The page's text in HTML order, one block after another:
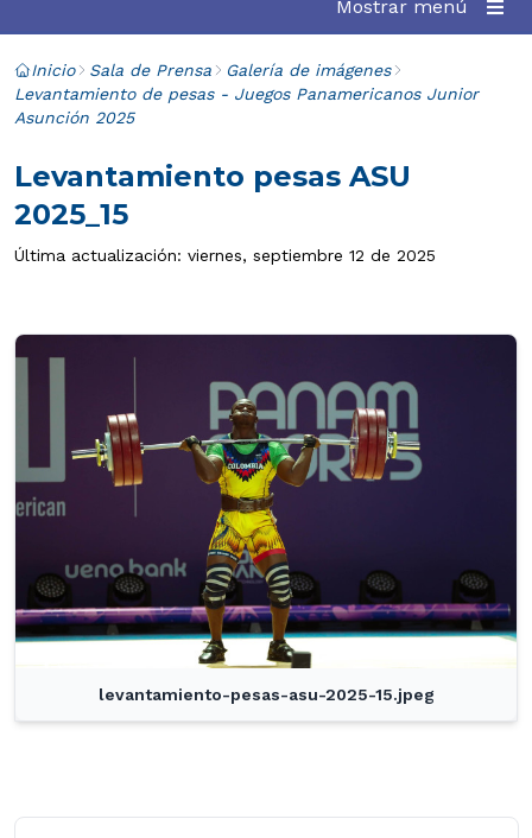
Mostrar menú
Inicio Sala de Prensa
Galería de imágenes
Levantamiento de pesas - Juegos Panamericanos Junior
Asunción 2025
Levantamiento pesas ASU
2025_15
Última actualización: viernes, septiembre 12 de 2025
levantamiento-pesas-asu-2025-15.jpeg